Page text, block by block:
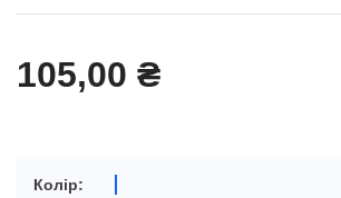
105,00 ₴
Колір